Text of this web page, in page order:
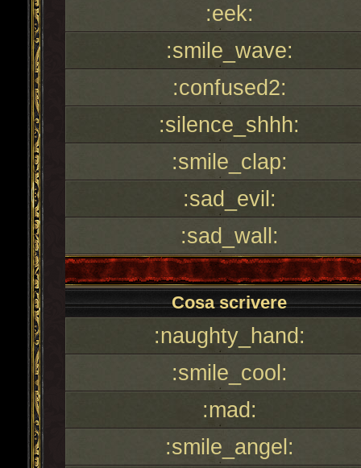
:eek:
:smile_wave:
:confused2:
:silence_shhh:
:smile_clap:
:sad_evil:
:sad_wall:
Cosa scrivere
:naughty_hand:
:smile_cool:
:mad:
:smile_angel: